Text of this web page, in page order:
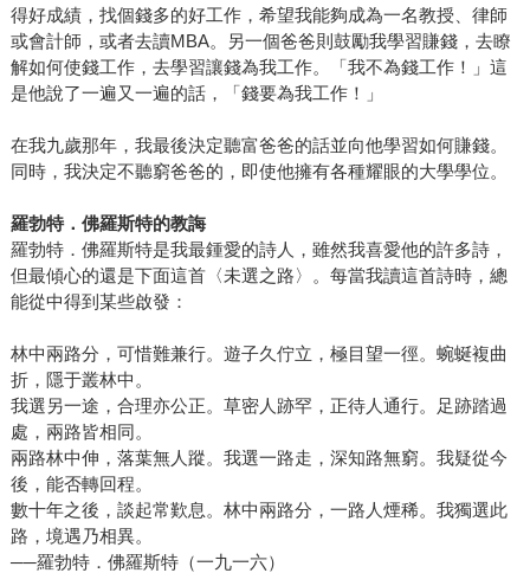
得好成績，找個錢多的好工作，希望我能夠成為一名教授、律師
或會計師，或者去讀MBA。另一個爸爸則鼓勵我學習賺錢，去瞭
解如何使錢工作，去學習讓錢為我工作。「我不為錢工作！」這
是他說了一遍又一遍的話，「錢要為我工作！」
在我九歲那年，我最後決定聽富爸爸的話並向他學習如何賺錢。
同時，我決定不聽窮爸爸的，即使他擁有各種耀眼的大學學位。
羅勃特．佛羅斯特的教誨
羅勃特．佛羅斯特是我最鍾愛的詩人，雖然我喜愛他的許多詩，
但最傾心的還是下面這首〈未選之路〉。每當我讀這首詩時，總
能從中得到某些啟發：
林中兩路分，可惜難兼行。遊子久佇立，極目望一徑。蜿蜒複曲
折，隱于叢林中。
我選另一途，合理亦公正。草密人跡罕，正待人通行。足跡踏過
處，兩路皆相同。
兩路林中伸，落葉無人蹤。我選一路走，深知路無窮。我疑從今
後，能否轉回程。
數十年之後，談起常歎息。林中兩路分，一路人煙稀。我獨選此
路，境遇乃相異。
──羅勃特．佛羅斯特（一九一六）